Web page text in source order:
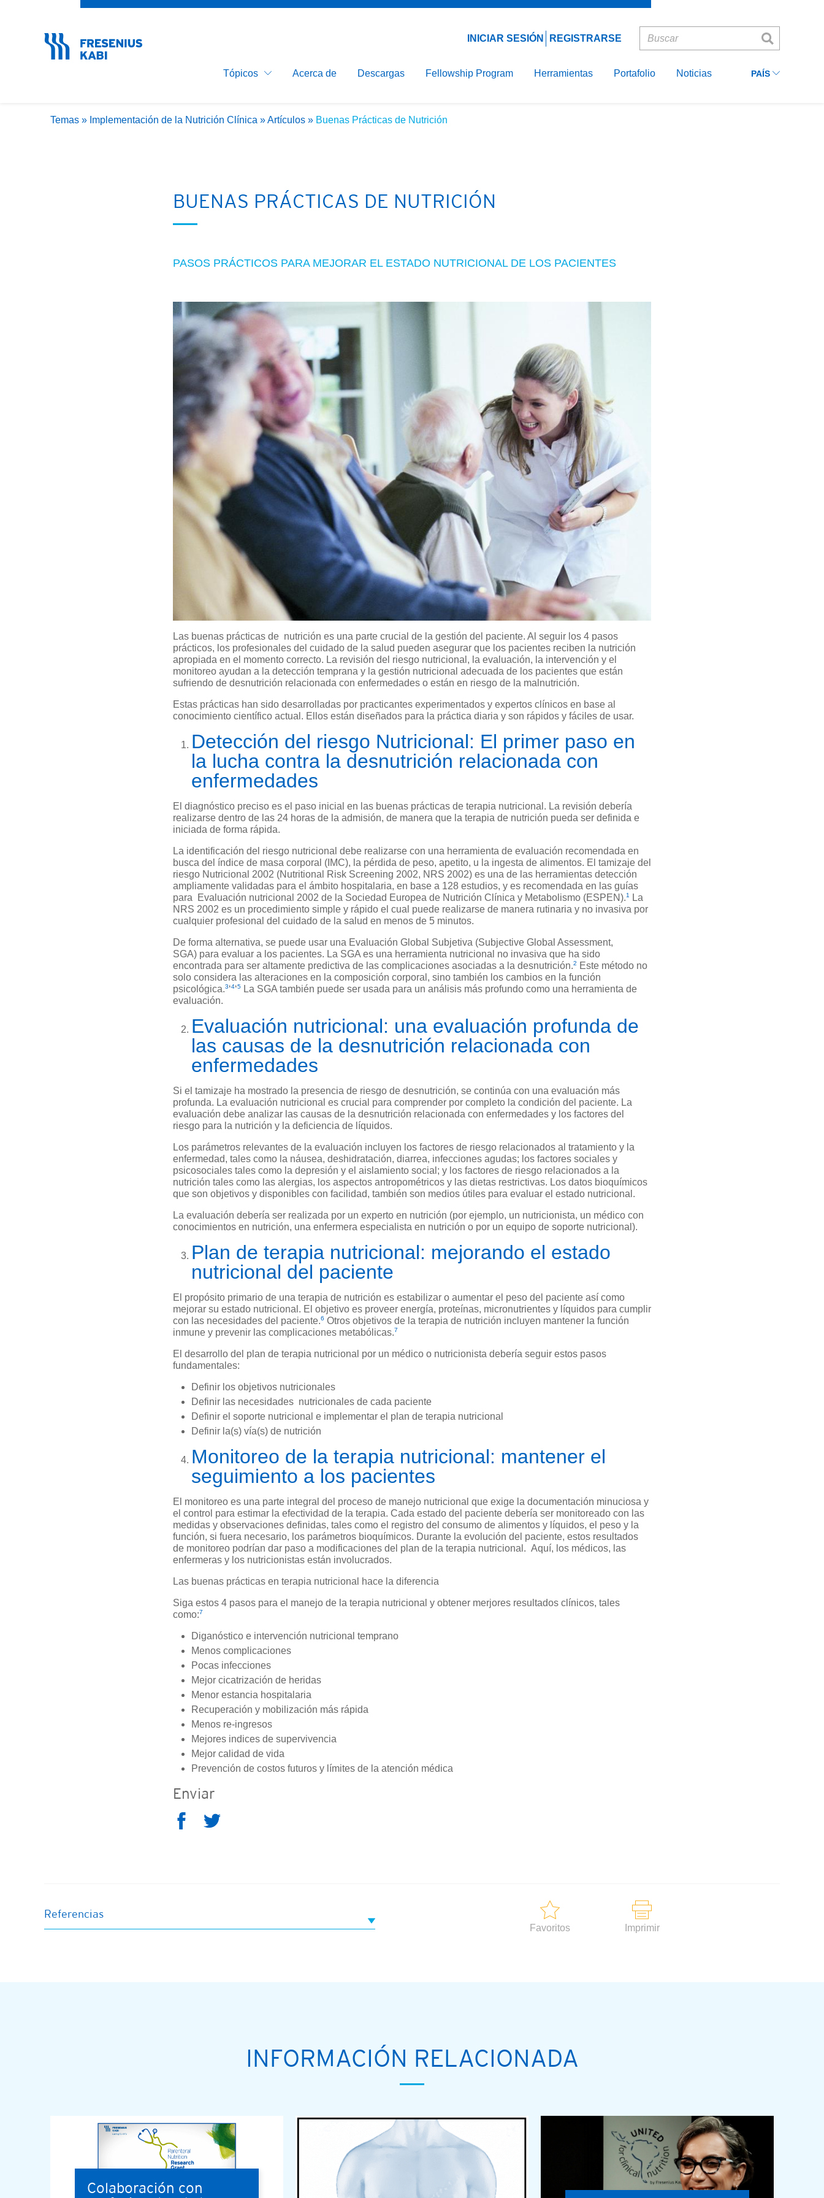
SESIÓN
INICIAR SESIÓN REGISTRARSE
Tópicos
Desnutrición Hospitalaria
Acerca de Descargas Fellowship Program Herramientas Portafolio Noticias PAÍS
Colombia
Peru
ASIA
Temas » Implementación de la Nutrición Clínica »Artículos » Buenas Prácticas de Nutrición
BUENAS PRÁCTICAS DE NUTRICIÓN
PASOS PRÁCTICOS PARA MEJORAR EL ESTADO NUTRICIONAL DE LOS PACIENTES
Las buenas prácticas de nutrición es una parte crucial de la gestión del paciente. Al seguir los 4 pasos
prácticos, los profesionales del cuidado de la salud pueden asegurar que los pacientes reciben la nutrición
apropiada en el momento correcto. La revisión del riesgo nutricional, la evaluación, la intervención y el
monitoreo ayudan a la detección temprana y la gestión nutricional adecuada de los pacientes que están
sufriendo de desnutrición relacionada con enfermedades o están en riesgo de la malnutrición.
Estas prácticas han sido desarrolladas por practicantes experimentados y expertos clínicos en base al
conocimiento científico actual. Ellos están diseñados para la práctica diaria y son rápidos y fáciles de usar.
Detección del riesgo Nutricional: El primer paso en
la lucha contra la desnutrición relacionada con
enfermedades
El diagnóstico preciso es el paso inicial en las buenas prácticas de terapia nutricional. La revisión debería
realizarse dentro de las 24 horas de la admisión, de manera que la terapia de nutrición pueda ser definida e
iniciada de forma rápida.
La identificación del riesgo nutricional debe realizarse con una herramienta de evaluación recomendada en
busca del índice de masa corporal (IMC), la pérdida de peso, apetito, u la ingesta de alimentos. El tamizaje del
riesgo Nutricional 2002 (Nutritional Risk Screening 2002, NRS 2002) es una de las herramientas detección
ampliamente validadas para el ámbito hospitalaria, en base a 128 estudios, y es recomendada en las guías
para Evaluación nutricional 2002 de la Sociedad Europea de Nutrición Clínica y Metabolismo (ESPEN).1
La
NRS 2002 es un procedimiento simple y rápido el cual puede realizarse de manera rutinaria y no invasiva por
cualquier profesional del cuidado de la salud en menos de 5 minutos.
De forma alternativa, se puede usar una Evaluación Global Subjetiva (Subjective Global Assessment,
SGA) para evaluar a los pacientes. La SGA es una herramienta nutricional no invasiva que ha sido
encontrada para ser altamente predictiva de las complicaciones asociadas a la desnutrición.2
Este método no
solo considera las alteraciones en la composición corporal, sino también los cambios en la función
psicológica.3‘4‘5
La SGA también puede ser usada para un análisis más profundo como una herramienta de
evaluación.
Evaluación nutricional: una evaluación profunda de
las causas de la desnutrición relacionada con
enfermedades
Si el tamizaje ha mostrado la presencia de riesgo de desnutrición, se continúa con una evaluación más
profunda. La evaluación nutricional es crucial para comprender por completo la condición del paciente. La
evaluación debe analizar las causas de la desnutrición relacionada con enfermedades y los factores del
riesgo para la nutrición y la deficiencia de líquidos.
Los parámetros relevantes de la evaluación incluyen los factores de riesgo relacionados al tratamiento y la
enfermedad, tales como la náusea, deshidratación, diarrea, infecciones agudas; los factores sociales y
psicosociales tales como la depresión y el aislamiento social; y los factores de riesgo relacionados a la
nutrición tales como las alergias, los aspectos antropométricos y las dietas restrictivas. Los datos bioquímicos
que son objetivos y disponibles con facilidad, también son medios útiles para evaluar el estado nutricional.
La evaluación debería ser realizada por un experto en nutrición (por ejemplo, un nutricionista, un médico con
conocimientos en nutrición, una enfermera especialista en nutrición o por un equipo de soporte nutricional).
Plan de terapia nutricional: mejorando el estado
nutricional del paciente
El propósito primario de una terapia de nutrición es estabilizar o aumentar el peso del paciente así como
mejorar su estado nutricional. El objetivo es proveer energía, proteínas, micronutrientes y líquidos para cumplir
con las necesidades del paciente.6 Otros objetivos de la terapia de nutrición incluyen mantener la función
inmune y prevenir las complicaciones metabólicas.7
El desarrollo del plan de terapia nutricional por un médico o nutricionista debería seguir estos pasos
fundamentales:
Definir los objetivos nutricionales
Definir las necesidades nutricionales de cada paciente
Definir el soporte nutricional e implementar el plan de terapia nutricional
Definir la(s) vía(s) de nutrición
Monitoreo de la terapia nutricional: mantener el
seguimiento a los pacientes
El monitoreo es una parte integral del proceso de manejo nutricional que exige la documentación minuciosa y
el control para estimar la efectividad de la terapia. Cada estado del paciente debería ser monitoreado con las
medidas y observaciones definidas, tales como el registro del consumo de alimentos y líquidos, el peso y la
función, si fuera necesario, los parámetros bioquímicos. Durante la evolución del paciente, estos resultados
de monitoreo podrían dar paso a modificaciones del plan de la terapia nutricional. Aquí, los médicos, las
enfermeras y los nutricionistas están involucrados.
Las buenas prácticas en terapia nutricional hace la diferencia
Siga estos 4 pasos para el manejo de la terapia nutricional y obtener merjores resultados clínicos, tales
como:7
Diganóstico e intervención nutricional temprano
Menos complicaciones
Pocas infecciones
Mejor cicatrización de heridas
Menor estancia hospitalaria
Recuperación y mobilización más rápida
Menos re-ingresos
Mejores indices de supervivencia
Mejor calidad de vida
Prevención de costos futuros y límites de la atención médica
Enviar
Referencias
Favoritos Imprimir
INFORMACIÓN RELACIONADA
Colaboración con